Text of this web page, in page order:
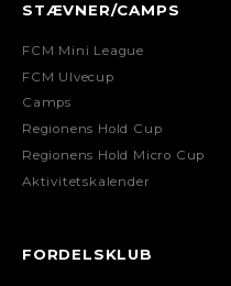
STÆVNER/CAMPS
FCM Mini League
FCM Ulvecup
Camps
Regionens Hold Cup
Regionens Hold Micro Cup
Aktivitetskalender
FORDELSKLUB